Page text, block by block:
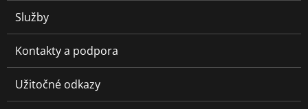
Služby
Kontakty a podpora
Užitočné odkazy